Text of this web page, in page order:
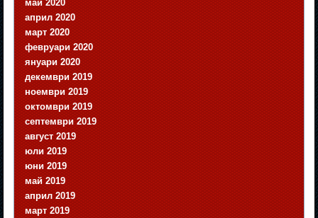
май 2020
април 2020
март 2020
февруари 2020
януари 2020
декември 2019
ноември 2019
октомври 2019
септември 2019
август 2019
юли 2019
юни 2019
май 2019
април 2019
март 2019